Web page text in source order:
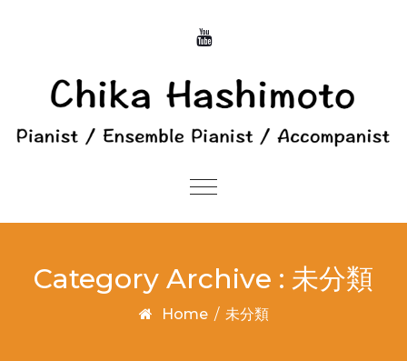
Toggle
Category Archive : 未分類
Home / 未分類